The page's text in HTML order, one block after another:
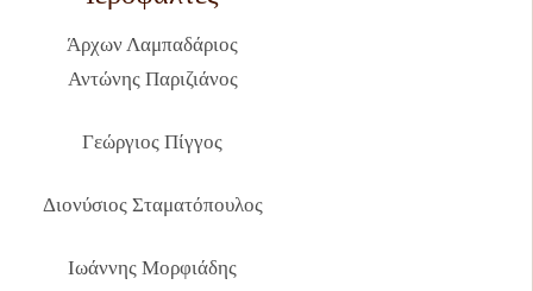
Άρχων Λαμπαδάριος
Αντώνης Παριζιάνος
Γεώργιος Πίγγος
Διονύσιος Σταματόπουλος
Ιωάννης Μορφιάδης